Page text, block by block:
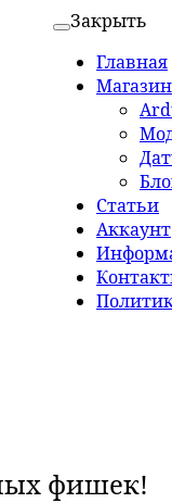
Закрыть
Главная
Магазин
Статьи
Аккаунт
фишек!